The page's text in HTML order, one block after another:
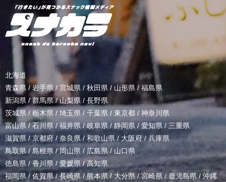
北海道
青森県 / 岩手県/ 宮城県 / 秋田県 / 山形県/ 福島県
新潟県 /群馬県/山梨県 / 長野県
茨城県 / 栃木県 / 埼玉県 / 千葉県 / 東京都 / 神奈川県
富山県 /石川県/福井県/岐阜県 / 静岡県 / 愛知県 / 三重県
滋賀県 / 京都府 / 奈良県 / 和歌山県/ 大阪府 /兵庫県
鳥取県/ 島根県 /岡山県/ 広島県 / 山口県
徳島県 /香川県 / 愛媛県/高知県
福岡県/佐賀県/長崎県 /熊本県/ 大分県/宮崎県 /鹿児島県 / 沖縄